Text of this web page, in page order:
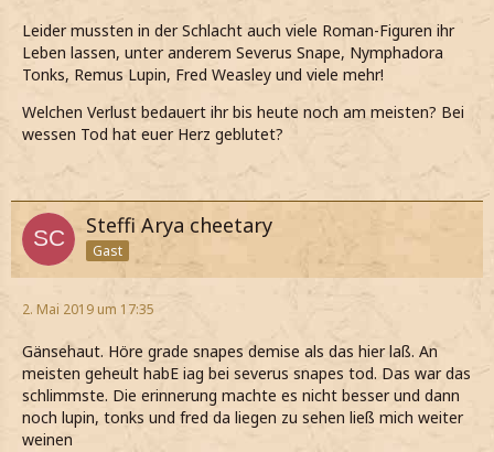
Leider mussten in der Schlacht auch viele Roman-Figuren ihr
Leben lassen, unter anderem Severus Snape, Nymphadora
Tonks, Remus Lupin, Fred Weasley und viele mehr!
Welchen Verlust bedauert ihr bis heute noch am meisten? Bei
wessen Tod hat euer Herz geblutet?
Steffi Arya cheetary
Gast
2. Mai 2019 um 17:35
Gänsehaut. Höre grade snapes demise als das hier laß. An
meisten geheult habE iag bei severus snapes tod. Das war das
schlimmste. Die erinnerung machte es nicht besser und dann
noch lupin, tonks und fred da liegen zu sehen ließ mich weiter
weinen